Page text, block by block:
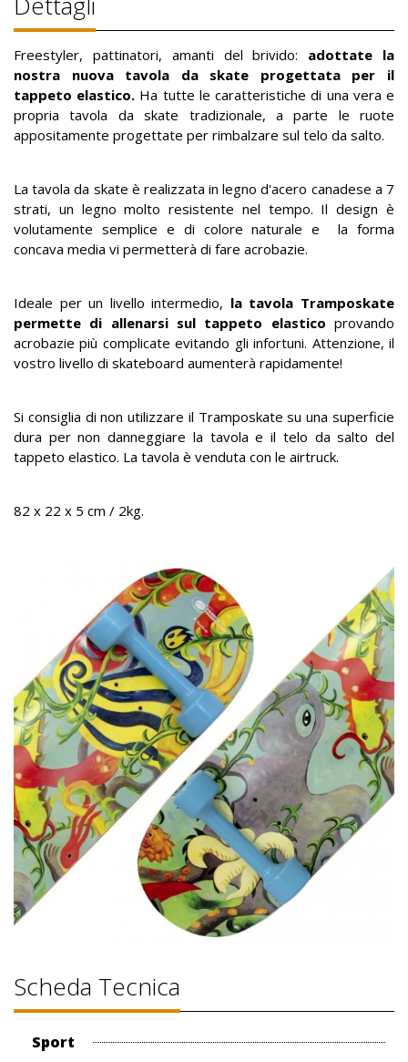
Freestyler, pattinatori, amanti del brivido: adottate la
nostra nuova tavola da skate progettata per il
tappeto elastico. Ha tutte le caratteristiche di una vera e
propria tavola da skate tradizionale, a parte le ruote
appositamente progettate per rimbalzare sul telo da salto.
La tavola da skate è realizzata in legno d'acero canadese a 7
strati, un legno molto resistente nel tempo. Il design è
volutamente semplice e di colore naturale e la forma
concava media vi permetterà di fare acrobazie.
Ideale per un livello intermedio, la tavola Tramposkate
permette di allenarsi sul tappeto elastico provando
acrobazie più complicate evitando gli infortuni. Attenzione, il
vostro livello di skateboard aumenterà rapidamente!
Si consiglia di non utilizzare il Tramposkate su una superficie
dura per non danneggiare la tavola e il telo da salto del
tappeto elastico. La tavola è venduta con le airtruck.
82 x 22 x 5 cm / 2kg.
Scheda Tecnica
Sport